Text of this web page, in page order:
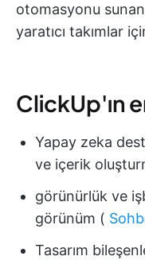
otomasyonu
yaratıcı takımlar
ClickUp'ın
Yapay zeka
ve içerik
görünürlük ve
görünüm (
Tasarım